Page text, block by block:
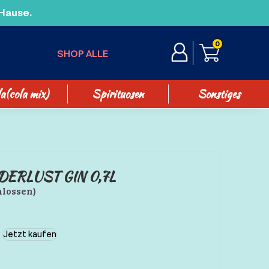
SHOP ALLE
0
mix) Spirituosen Sonstiges
GIN 0,7L
Jetzt kaufen